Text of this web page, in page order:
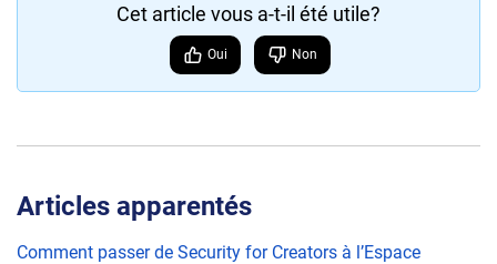
Cet article vous a-t-il été utile?
Oui Non
Articles apparentés
Comment passer de Security for Creators à l’Espace